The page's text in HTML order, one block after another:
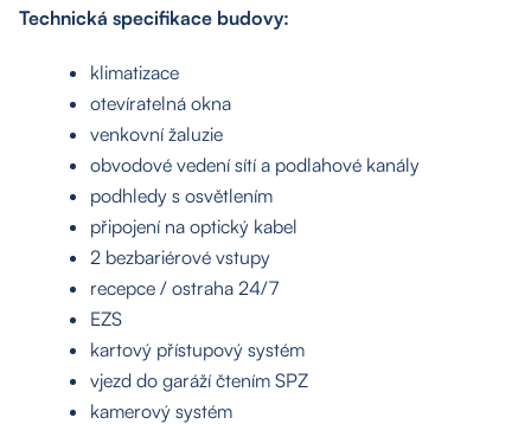
Technická specifikace budovy:
klimatizace
otevíratelná okna
venkovní žaluzie
obvodové vedení sítí a podlahové kanály
podhledy s osvětlením
připojení na optický kabel
2 bezbariérové vstupy
recepce / ostraha 24/7
EZS
kartový přístupový systém
vjezd do garáží čtením SPZ
kamerový systém